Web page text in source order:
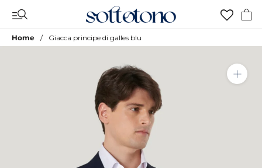
contenuto
Home Giacca principe di galles blu
Aggiungi a Lista Desideri